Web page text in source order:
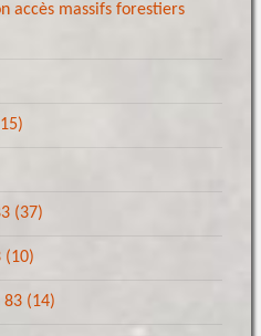
massifs forestiers
(37)
(10)
83 (14)